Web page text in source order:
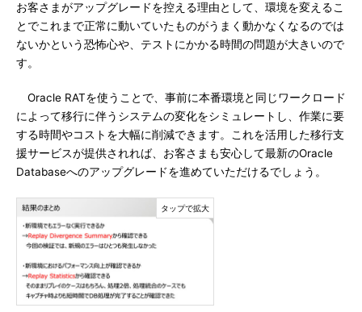
お客さまがアップグレードを控える理由として、環境を変えるこ
とでこれまで正常に動いていたものがうまく動かなくなるのでは
ないかという恐怖心や、テストにかかる時間の問題が大きいので
す。
Oracle RATを使うことで、事前に本番環境と同じワークロード
によって移行に伴うシステムの変化をシミュレートし、作業に要
する時間やコストを大幅に削減できます。これを活用した移行支
援サービスが提供されれば、お客さまも安心して最新のOracle
Databaseへのアップグレードを進めていただけるでしょう。